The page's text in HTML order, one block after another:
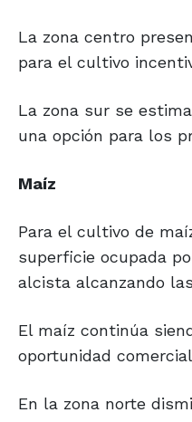
La zona centro
para el cultivo
La zona sur se
una opción para los
Maíz
Para el cultivo de
superficie ocupada
alcista alcanzando las
El maíz continúa
oportunidad
En la zona norte